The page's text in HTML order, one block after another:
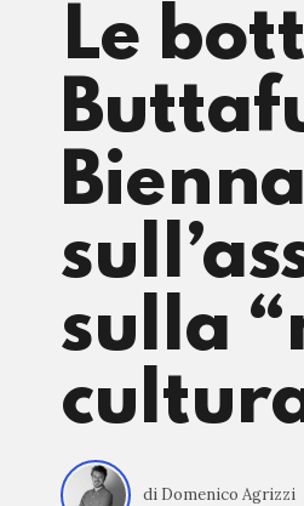
Le
sulla
di Domenico Agrizzi